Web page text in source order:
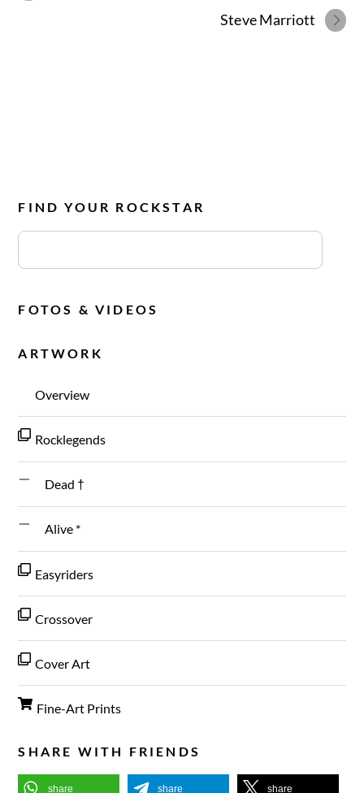
Steve Marriott
FIND YOUR ROCKSTAR
FOTOS & VIDEOS
ARTWORK
Overview
Rocklegends
Dead †
Alive *
Easyriders
Crossover
Cover Art
Fine-Art Prints
SHARE WITH FRIENDS
share share share